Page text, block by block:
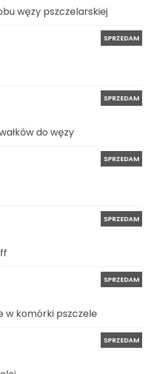
węzy pszczelarskiej
SPRZEDAM
SPRZEDAM
do węzy
SPRZEDAM
SPRZEDAM
SPRZEDAM
w komórki pszczele
SPRZEDAM